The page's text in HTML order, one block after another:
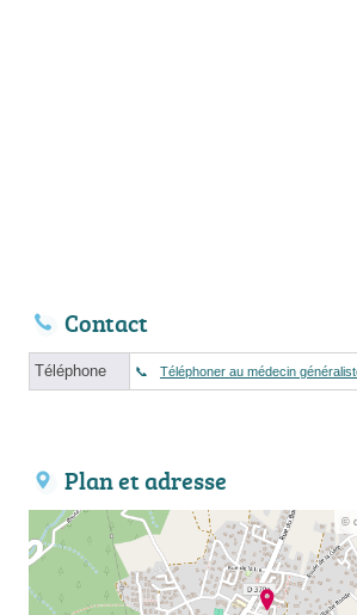
Contact
Téléphone Téléphoner au médecin
Plan et adresse
©